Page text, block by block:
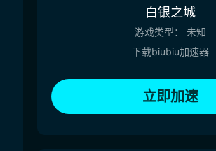
白银之城
游戏类型：
未知
下载biubiu加速器
立即加速